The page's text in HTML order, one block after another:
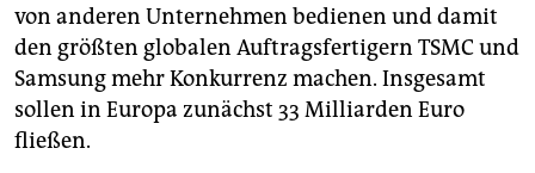
von anderen Unternehmen bedienen und damit
den größten globalen Auftragsfertigern TSMC und
Samsung mehr Konkurrenz machen. Insgesamt
sollen in Europa zunächst 33 Milliarden Euro
fließen.